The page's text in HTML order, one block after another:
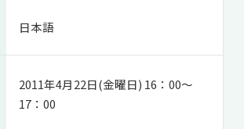
生ワークショップ
リトリート
オンラインゼミナール
者の方へ
日本語
2011年4月22日(金曜日) 16：00～
17：00